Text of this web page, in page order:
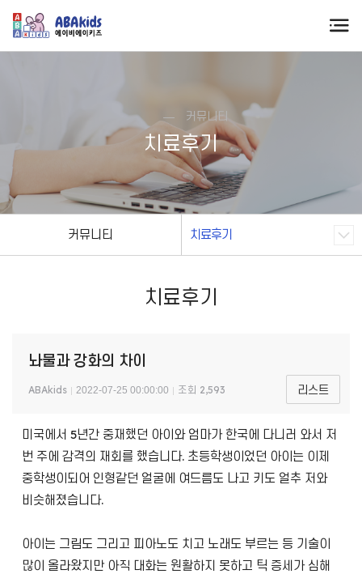
커뮤니티
치료후기
커뮤니티 치료후기
치료후기
놔물과 강화의 차이
ABAkids 2022-07-25 00:00:00 조회 2,593 리스트
미국에서 5년간 중재했던 아이와 엄마가 한국에 다니러 와서 저
번 주에 감격의 재회를 했습니다. 초등학생이었던 아이는 이제
중학생이되어 인형같던 얼굴에 여드름도 나고 키도 얼추 저와
비슷해졌습니다.
아이는 그림도 그리고 피아노도 치고 노래도 부르는 등 기술이
많이 올라왔지만 아직 대화는 원활하지 못하고 틱 증세가 심해